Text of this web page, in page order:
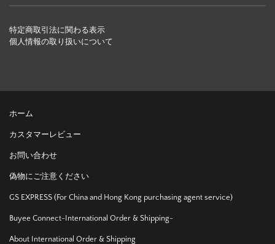
特定商取引法に関わる表示
個人情報の取り扱いについて
ホーム
カスタマーレビュー
お問い合わせ
偽物にご注意ください
GS EXPRESS (For China and Hong Kong purchasing agent service)
Buyee Connect-International Order & Shipping-
About International Order & Shipping